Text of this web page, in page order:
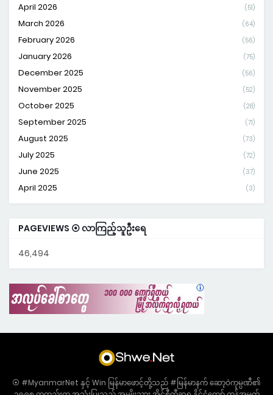
April 2026 (51)
March 2026 (64)
February 2026 (56)
January 2026 (75)
December 2025 (56)
November 2025 (52)
October 2025 (28)
September 2025 (71)
August 2025 (73)
July 2025 (72)
June 2025 (37)
April 2025 (3)
PAGEVIEWS ⦿ လာကြည့်သူဦးရေ
46,494
⦿ #MyanmarNet နှင့် Win မြန်မာဖောင့်တို့သည် #မြန်မာနက် ဆော့ဝဲကုမ္ပဏီ၏